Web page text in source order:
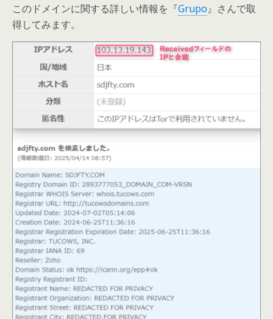
このドメインに関する詳しい情報を『Grupo』さんで取
得してみます。